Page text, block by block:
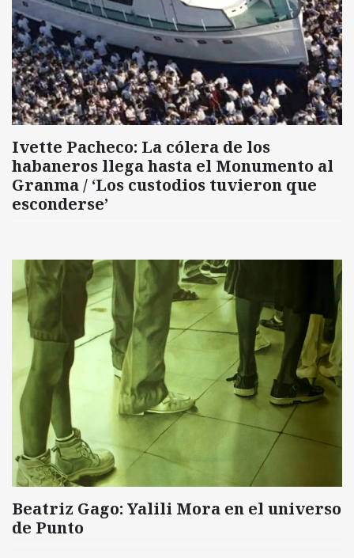
Ivette Pacheco: La cólera de los
habaneros llega hasta el Monumento al
Granma / ‘Los custodios tuvieron que
esconderse’
Beatriz Gago: Yalili Mora en el universo
de Punto